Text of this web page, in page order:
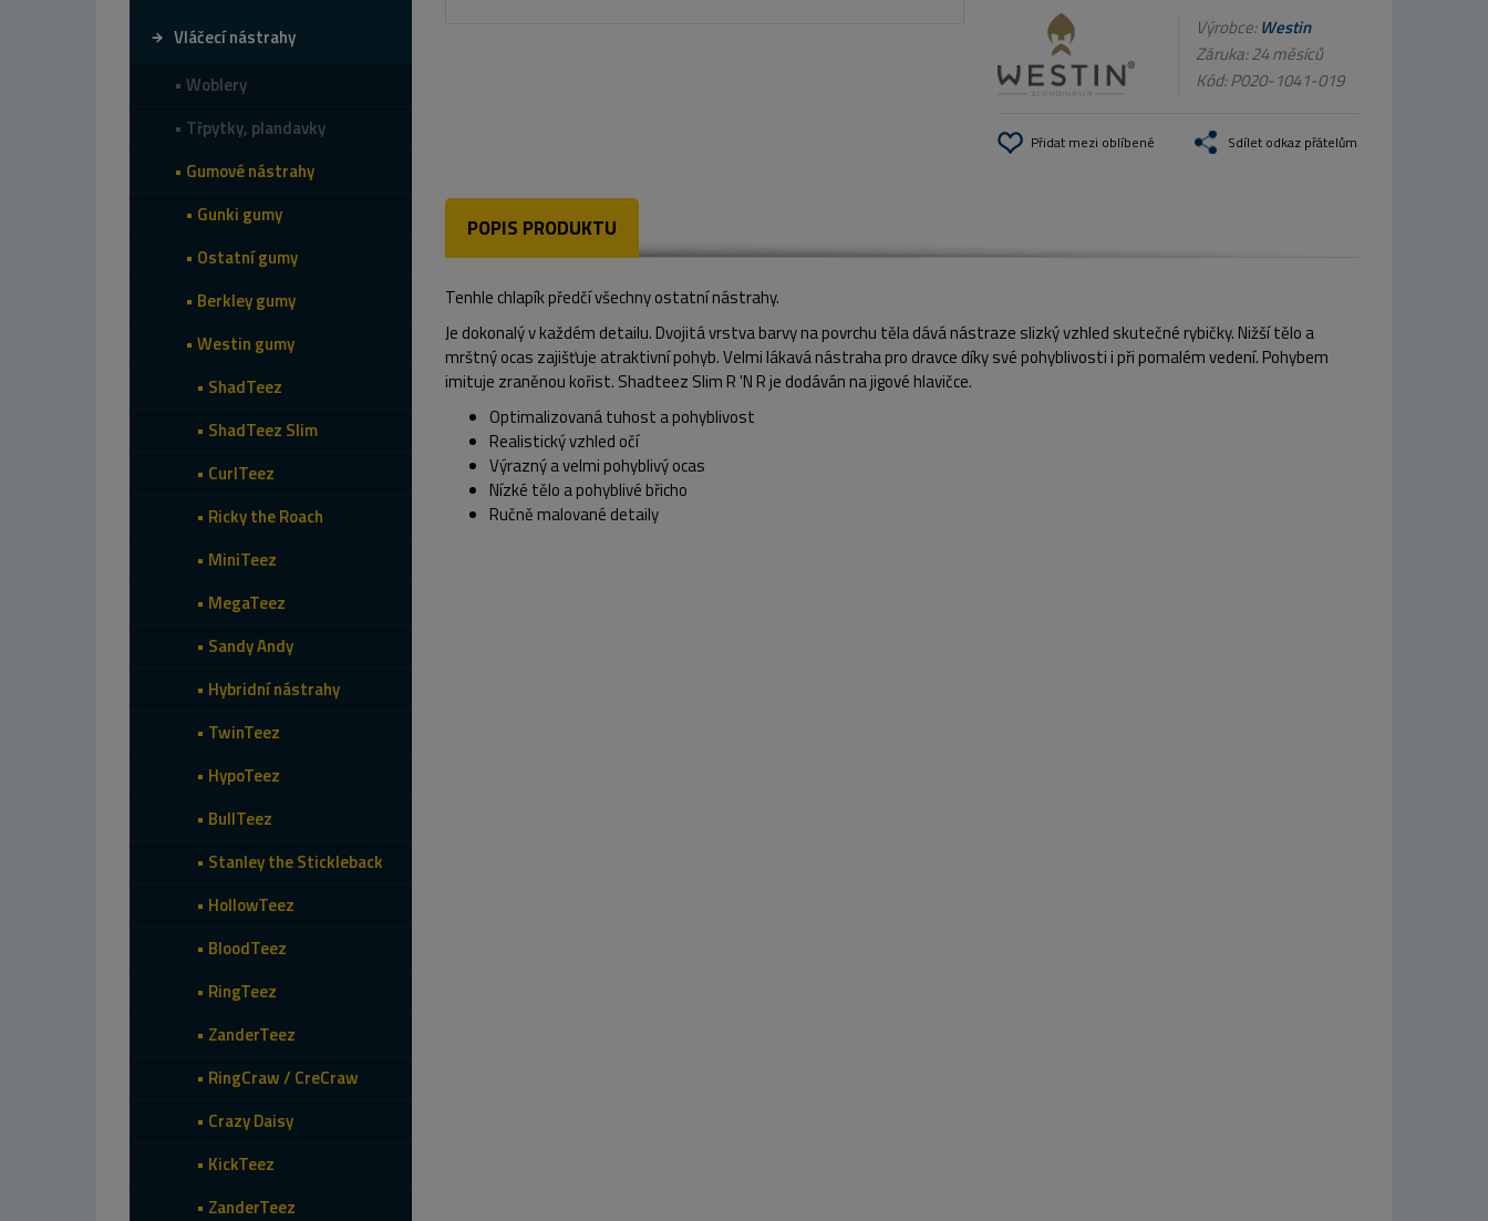
Vláčecí nástrahy
Woblery
Třpytky, plandavky
Gumové nástrahy
Gunki gumy
Ostatní gumy
Berkley gumy
Westin gumy
ShadTeez
ShadTeez Slim
CurlTeez
Ricky the Roach
MiniTeez
MegaTeez
Sandy Andy
Hybridní nástrahy
TwinTeez
HypoTeez
BullTeez
Stanley the Stickleback
HollowTeez
BloodTeez
RingTeez
ZanderTeez
RingCraw / CreCraw
Crazy Daisy
KickTeez
ZanderTeez
Výrobce:Westin
Záruka: 24 měsíců
Kód:P020-1041-019
Přidat mezi oblíbené Sdílet odkaz přátelům
POPIS PRODUKTU
Tenhle chlapík předčí všechny ostatní nástrahy.
Je dokonalý v každém detailu. Dvojitá vrstva barvy na povrchu těla dává nástraze slizký vzhled skutečné rybičky. Nižší tělo a
mrštný ocas zajišťuje atraktivní pohyb. Velmi lákavá nástraha pro dravce díky své pohyblivosti i při pomalém vedení. Pohybem
imituje zraněnou kořist. Shadteez Slim R 'N R je dodáván na jigové hlavičce.
Optimalizovaná tuhost a pohyblivost
Realistický vzhled očí
Výrazný a velmi pohyblivý ocas
Nízké tělo a pohyblivé břicho
Ručně malované detaily